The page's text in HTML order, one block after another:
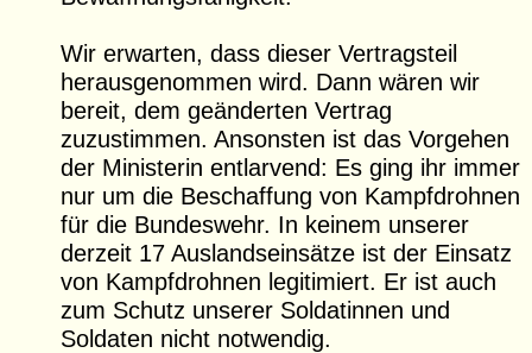
Wir erwarten, dass dieser Vertragsteil
herausgenommen wird. Dann wären wir
bereit, dem geänderten Vertrag
zuzustimmen. Ansonsten ist das Vorgehen
der Ministerin entlarvend: Es ging ihr immer
nur um die Beschaffung von Kampfdrohnen
für die Bundeswehr. In keinem unserer
derzeit 17 Auslandseinsätze ist der Einsatz
von Kampfdrohnen legitimiert. Er ist auch
zum Schutz unserer Soldatinnen und
Soldaten nicht notwendig.